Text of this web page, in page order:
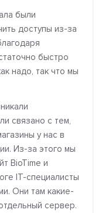
были
доступы из-за
быстро
надо, так что мы
связано с тем,
у нас в
Из-за этого мы
BioTime и
IT-специалисты
Они там какие-
сервер.